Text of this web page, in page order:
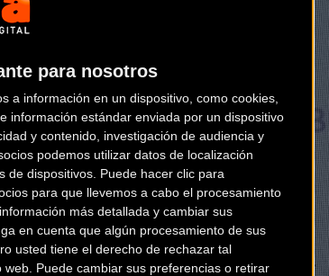
para nosotros
a información en un dispositivo, como cookies,
información estándar enviada por un dispositivo
y contenido, investigación de audiencia y
podemos utilizar datos de localización
de dispositivos. Puede hacer clic para
para que llevemos a cabo el procesamiento
más detallada y cambiar sus
en cuenta que algún procesamiento de sus
usted tiene el derecho de rechazar tal
Puede cambiar sus preferencias o retirar